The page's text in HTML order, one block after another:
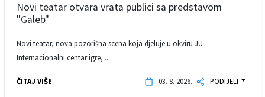
Novi teatar otvara vrata publici sa predstavom
"Galeb"
Novi teatar, nova pozorišna scena koja djeluje u okviru JU
Internacionalni centar igre, ...
ČITAJ VIŠE 03. 8. 2026. PODIJELI